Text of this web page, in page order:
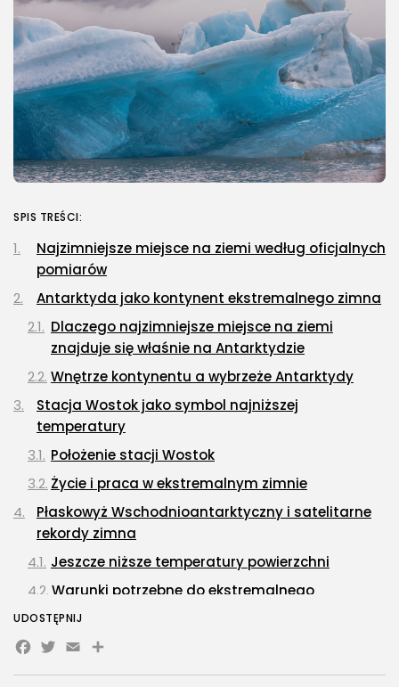
SPIS TREŚCI:
Najzimniejsze miejsce na ziemi według oficjalnych
pomiarów
Antarktyda jako kontynent ekstremalnego zimna
Dlaczego najzimniejsze miejsce na ziemi
znajduje się właśnie na Antarktydzie
Wnętrze kontynentu a wybrzeże Antarktydy
Stacja Wostok jako symbol najniższej
temperatury
Położenie stacji Wostok
Życie i praca w ekstremalnym zimnie
Płaskowyż Wschodnioantarktyczny i satelitarne
rekordy zimna
Jeszcze niższe temperatury powierzchni
Warunki potrzebne do ekstremalnego
wychłodzenia
Najzimniejsze miejsce zamieszkane na ziemi
UDOSTĘPNIJ
Facebook
Twitter
EmailShare